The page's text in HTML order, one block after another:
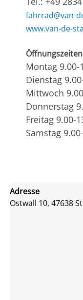
fahrrad@van-
www.van-de-
Öffnungszeiten
Montag 9.00-
Dienstag
Mittwoch
Donnerstag
Freitag 9.00-
Samstag
Adresse
Ostwall 10, 47638